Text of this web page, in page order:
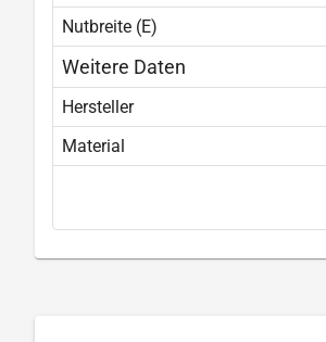
Nutbreite (E)
Weitere Daten
Hersteller
Material